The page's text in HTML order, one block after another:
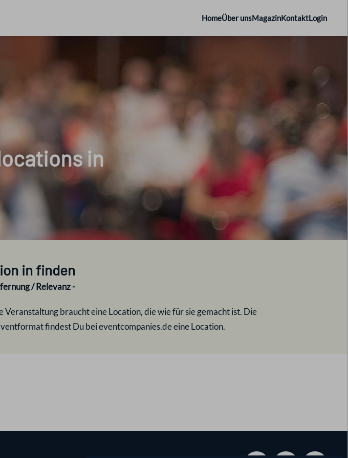
HomeÜber unsMagazinKontaktLogin
in
in finden
/ Relevanz -
Veranstaltung braucht eine Location, die wie für sie gemacht ist. Die
findest Du bei eventcompanies.de eine Location.